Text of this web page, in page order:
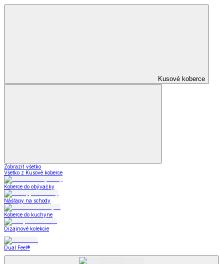
Kusové koberce
Zobraziť všetko
Všetko z Kusové koberce
Koberce do obývačky
Nášľapy na schody
Koberce do kuchyne
Dizajnové kolekcie
Dual Feel®